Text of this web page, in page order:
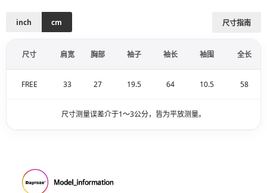
尺寸指南
inch cm
尺寸 肩宽 胸部 袖子 袖长 袖围 全长
FREE 33 27 19.5 64 10.5 58
尺寸测量误差介于1～3公分，皆为平放测量。